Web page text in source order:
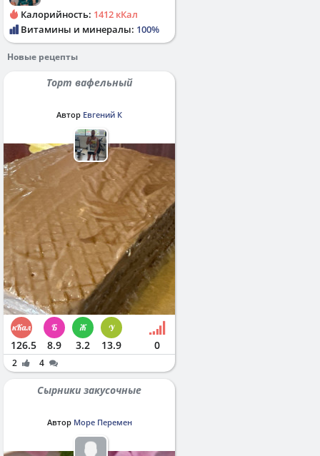
Калорийность: 1412 кКал
Витамины и минералы: 100%
Новые рецепты
Торт вафельный
Автор Евгений К
126.5 8.9 3.2 13.9 0
2 4
Сырники закусочные
Автор Море Перемен